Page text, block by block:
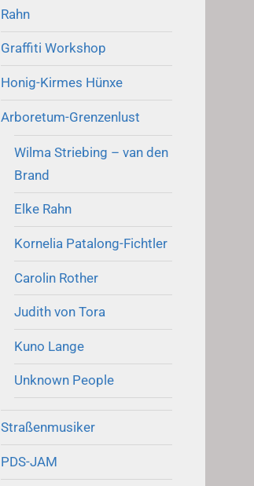
Rahn
Graffiti Workshop
Honig-Kirmes Hünxe
Arboretum-Grenzenlust
Wilma Striebing – van den
Brand
Elke Rahn
Kornelia Patalong-Fichtler
Carolin Rother
Judith von Tora
Kuno Lange
Unknown People
Straßenmusiker
PDS-JAM